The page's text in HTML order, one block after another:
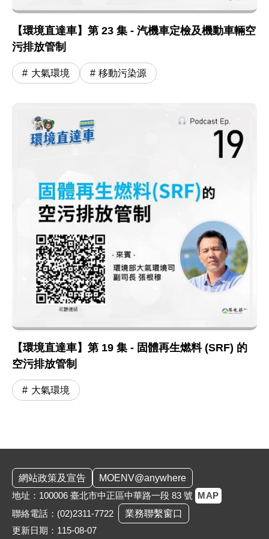
【環境直達車】第 23 集 - 汽機車定檢及機動車輛空
污排放管制
大氣環境 移動污染源
【環境直達車】第 19 集 - 固體再生燃料 (SRF) 的
空污排放管制
大氣環境
網站政策及宣告
MOENV@anywhere
地址：100006 臺北市中正區中華路一段 83 號 MAP
聯絡電話： (02)2311-7722
業務聯繫窗口
更新日期：115-08-07